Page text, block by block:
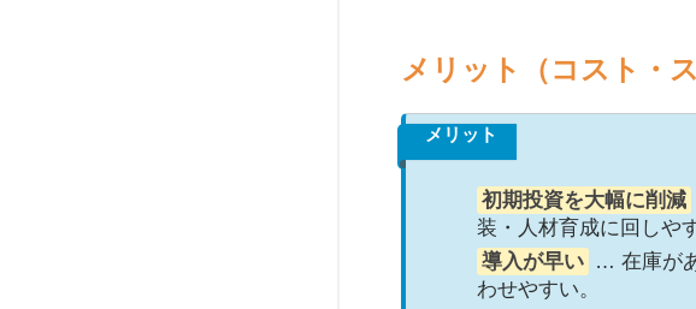
メリット（コスト・
メリット
初期投資を大幅に削減
装・人材育成に回しや
導入が早い … 在庫が
わせやすい。